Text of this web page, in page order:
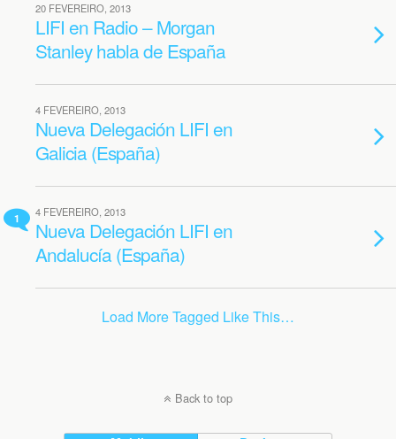
20 FEVEREIRO, 2013
LIFI en Radio – Morgan
Stanley habla de España
4 FEVEREIRO, 2013
Nueva Delegación LIFI en
Galicia (España)
1 4 FEVEREIRO, 2013
Nueva Delegación LIFI en
Andalucía (España)
Load More Tagged Like This…
Back to top